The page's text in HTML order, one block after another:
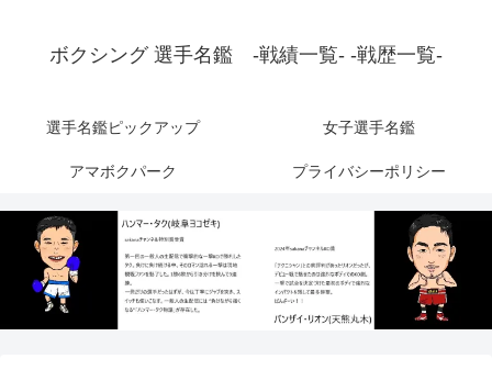
ボクシング 選手名鑑 -戦績一覧- -戦歴一覧-
選手名鑑ピックアップ 女子選手名鑑
アマボクパーク プライバシーポリシー